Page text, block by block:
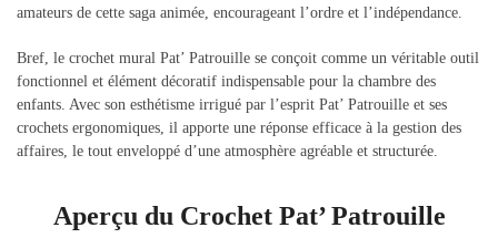
amateurs de cette saga animée, encourageant l’ordre et l’indépendance.
Bref, le crochet mural Pat’ Patrouille se conçoit comme un véritable outil
fonctionnel et élément décoratif indispensable pour la chambre des
enfants. Avec son esthétisme irrigué par l’esprit Pat’ Patrouille et ses
crochets ergonomiques, il apporte une réponse efficace à la gestion des
affaires, le tout enveloppé d’une atmosphère agréable et structurée.
Aperçu du Crochet Pat’ Patrouille